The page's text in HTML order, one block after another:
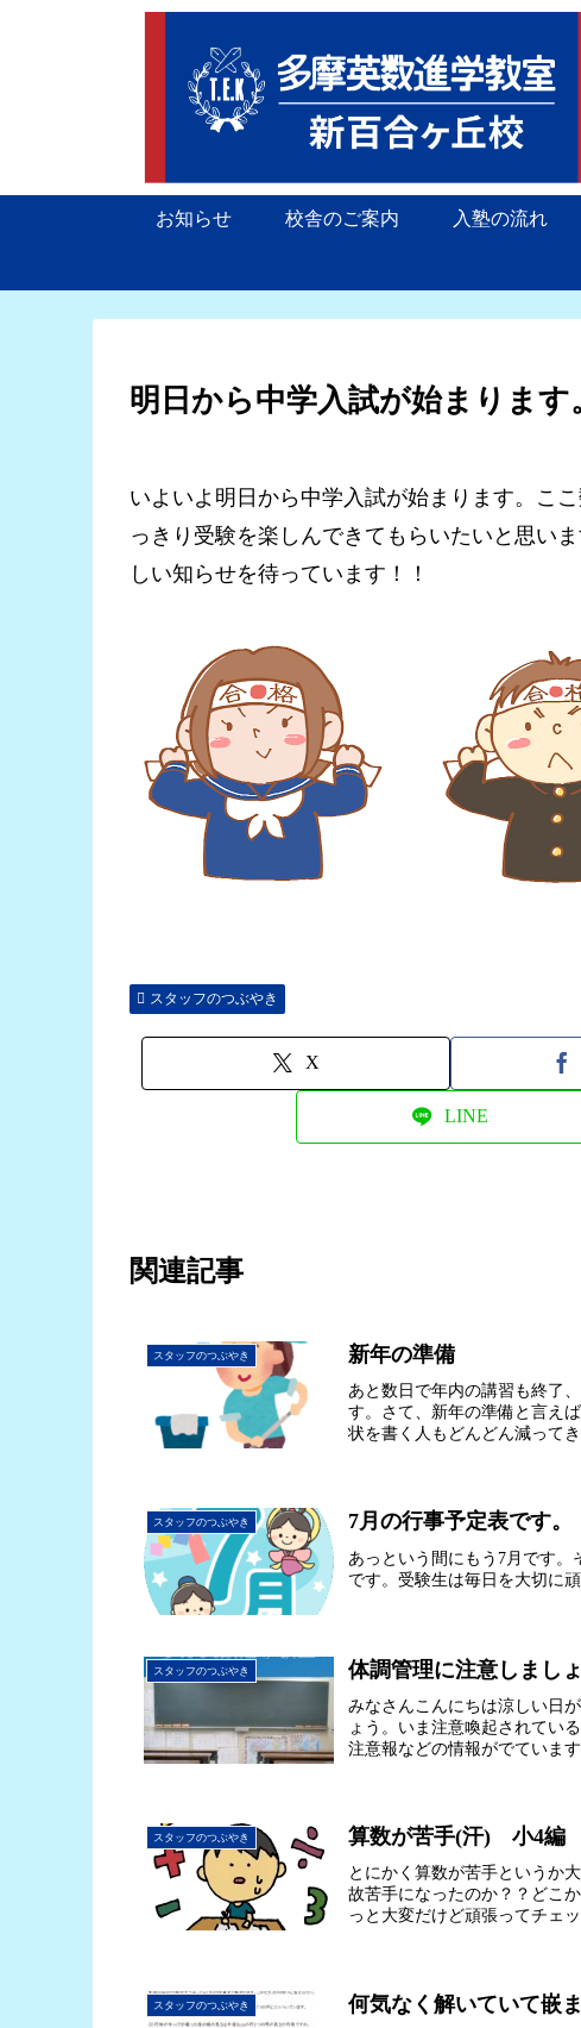
お知らせ 校舎のご案内 入塾の流れ
明日から中学入試が始まります
いよいよ明日から中学入試が始まります。こ
っきり受験を楽しんできてもらいたいと思い
しい知らせを待っています！！
スタッフのつぶやき
X
LINE
関連記事
スタッフのつぶやき 新年の準備
あと数日で年内の講習も終了
す。さて、新年の準備と言え
状を書く人もどんどん減って
スタッフのつぶやき 7月の行事予定表です。
あっという間にもう7月です。
です。受験生は毎日を大切に
スタッフのつぶやき 体調管理に注意しましょ
みなさんこんにちは涼しい日
ょう。いま注意喚起されてい
注意報などの情報がでていま
スタッフのつぶやき 算数が苦手(汗) 小4編
とにかく算数が苦手というか
故苦手になったのか？？どこ
っと大変だけど頑張ってチェ
スタッフのつぶやき 何気なく解いていて嵌